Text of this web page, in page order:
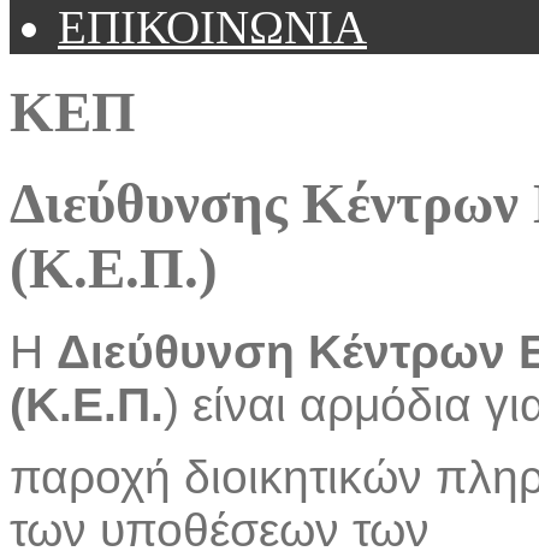
ΕΠΙΚΟΙΝΩΝΙΑ
ΚΕΠ
Διεύθυνσης
(Κ.Ε.Π.)
Η Διεύθυνση Κέντρων
(Κ.Ε.Π.) είναι αρμόδια
παροχή διοικητικών
των υποθέσεων των